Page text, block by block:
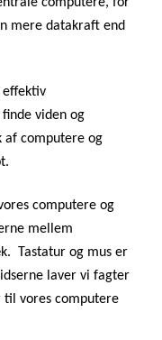
computere, for
mere datakraft end
effektiv
viden og
computere og
computere og
mellem
Tastatur og mus er
laver vi fagter
vores computere